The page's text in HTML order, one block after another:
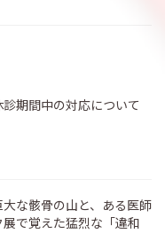
期間中の対応について
大な骸骨の山と、ある医師
で覚えた猛烈な「違和